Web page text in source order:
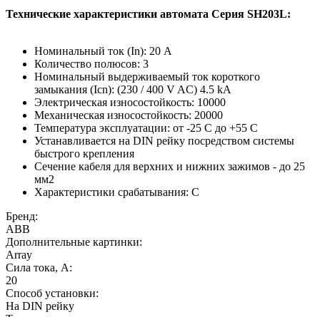
Технические характеристики автомата Серия SH203L:
Номинальный ток (In): 20 A
Количество полюсов: 3
Номинальный выдерживаемый ток короткого
замыкания (Icn): (230 / 400 V AC) 4.5 kA
Электрическая износостойкость: 10000
Механическая износостойкость: 20000
Температура эксплуатации: от -25 С до +55 С
Устанавливается на DIN рейку посредством системы
быстрого крепления
Сечение кабеля для верхних и нижних зажимов - до 25
мм2
Характеристики срабатывания: С
Бренд:
ABB
Дополнительные картинки:
Array
Сила тока, А:
20
Способ установки:
На DIN рейку